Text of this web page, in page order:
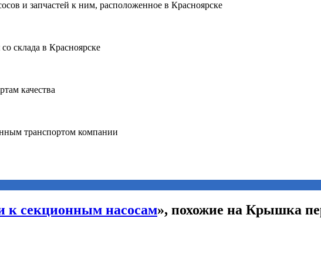
к секционным насосам», похожие на Крышка